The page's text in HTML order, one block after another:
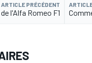
ARTICLE PRÉCÉDENT
l'Alfa Romeo F1